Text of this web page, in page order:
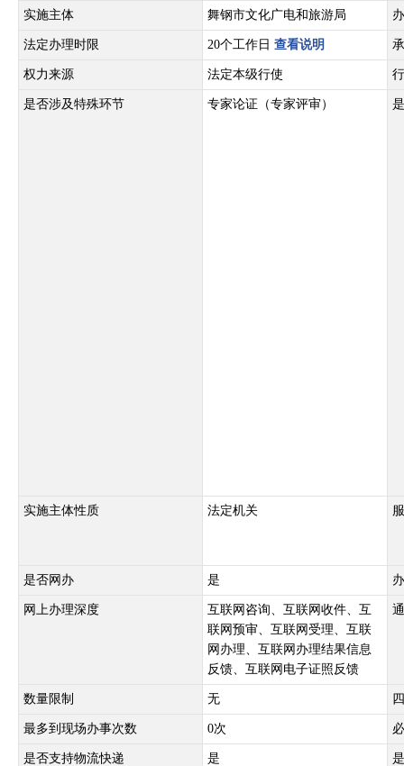
实施主体 舞钢市文化广电和旅游局
法定办理时限 20个工作日 查看说明
权力来源 法定本级行使
是否涉及特殊环节 专家论证（专家评审）
实施主体性质 法定机关
是否网办 是
网上办理深度
互联网咨询、互联网收件、互
联网预审、互联网受理、互联
网办理、互联网办理结果信息
反馈、互联网电子证照反馈
数量限制 无
最多到现场办事次数 0次
是否支持物流快递 是